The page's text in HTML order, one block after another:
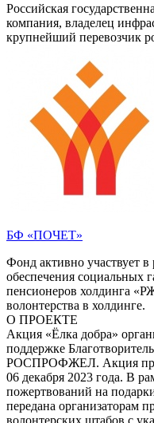
Российская
компания, владелец
крупнейший перевозчик
БФ «ПОЧЕТ»
Фонд активно участвует
обеспечения социальных
пенсионеров холдинга
волонтерства в холдинге.
О ПРОЕКТЕ
Акция «Ёлка добра»
поддержке
РОСПРОФЖЕЛ. Акция
06 декабря 2023 года. В
пожертвований на
передана организаторам
волонтерских штабов с